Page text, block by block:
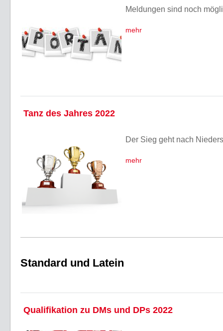
Meldungen sind noch
mehr
Tanz des Jahres 2022
Der Sieg geht nach
mehr
Standard und Latein
Qualifikation zu DMs und DPs 2022